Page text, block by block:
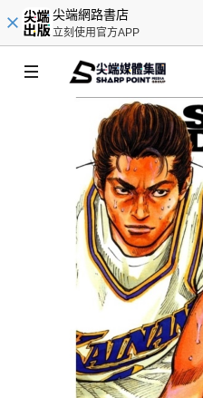
尖端網路書店
立刻使用官方APP